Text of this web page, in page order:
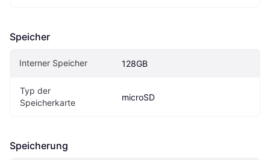
Speicher
Interner Speicher 128GB
Typ der
Speicherkarte
microSD
Speicherung